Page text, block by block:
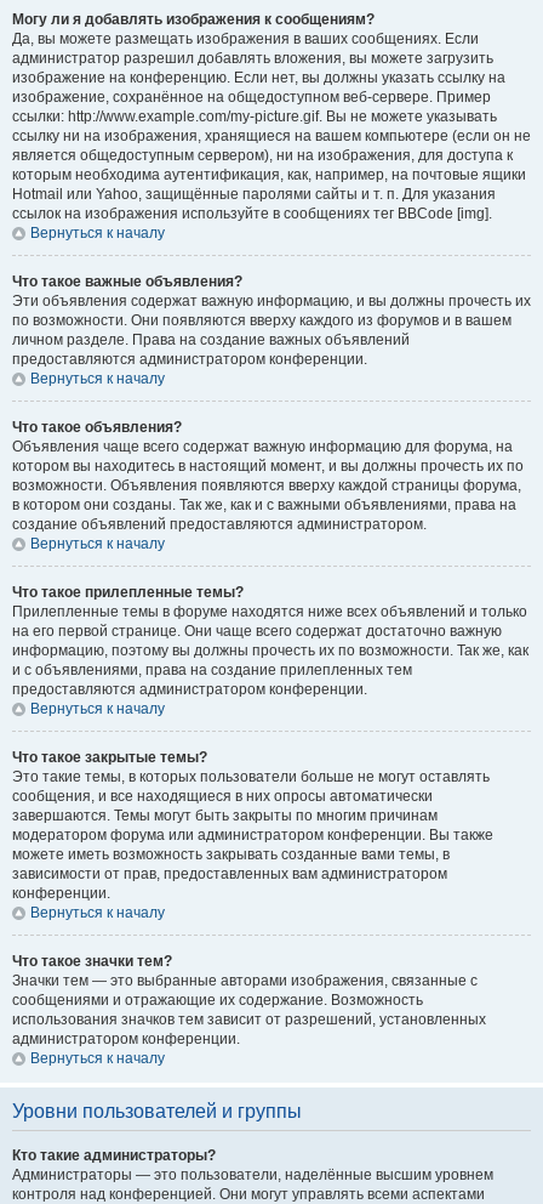
Могу ли я добавлять изображения к сообщениям?
Да, вы можете размещать изображения в ваших сообщениях. Если
администратор разрешил добавлять вложения, вы можете загрузить
изображение на конференцию. Если нет, вы должны указать ссылку на
изображение, сохранённое на общедоступном веб-сервере. Пример
ссылки: http://www.example.com/my-picture.gif. Вы не можете указывать
ссылку ни на изображения, хранящиеся на вашем компьютере (если он не
является общедоступным сервером), ни на изображения, для доступа к
которым необходима аутентификация, как, например, на почтовые ящики
Hotmail или Yahoo, защищённые паролями сайты и т. п. Для указания
ссылок на изображения используйте в сообщениях тег BBCode [img].
Вернуться к началу
Что такое важные объявления?
Эти объявления содержат важную информацию, и вы должны прочесть их
по возможности. Они появляются вверху каждого из форумов и в вашем
личном разделе. Права на создание важных объявлений
предоставляются администратором конференции.
Вернуться к началу
Что такое объявления?
Объявления чаще всего содержат важную информацию для форума, на
котором вы находитесь в настоящий момент, и вы должны прочесть их по
возможности. Объявления появляются вверху каждой страницы форума,
в котором они созданы. Так же, как и с важными объявлениями, права на
создание объявлений предоставляются администратором.
Вернуться к началу
Что такое прилепленные темы?
Прилепленные темы в форуме находятся ниже всех объявлений и только
на его первой странице. Они чаще всего содержат достаточно важную
информацию, поэтому вы должны прочесть их по возможности. Так же, как
и с объявлениями, права на создание прилепленных тем
предоставляются администратором конференции.
Вернуться к началу
Что такое закрытые темы?
Это такие темы, в которых пользователи больше не могут оставлять
сообщения, и все находящиеся в них опросы автоматически
завершаются. Темы могут быть закрыты по многим причинам
модератором форума или администратором конференции. Вы также
можете иметь возможность закрывать созданные вами темы, в
зависимости от прав, предоставленных вам администратором
конференции.
Вернуться к началу
Что такое значки тем?
Значки тем — это выбранные авторами изображения, связанные с
сообщениями и отражающие их содержание. Возможность
использования значков тем зависит от разрешений, установленных
администратором конференции.
Вернуться к началу
Уровни пользователей и группы
Кто такие администраторы?
Администраторы — это пользователи, наделённые высшим уровнем
контроля над конференцией. Они могут управлять всеми аспектами